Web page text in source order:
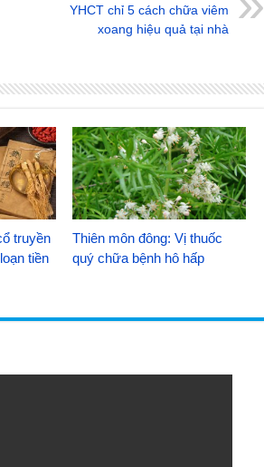
YHCT chỉ 5 cách chữa viêm
xoang hiệu quả tại nhà
truyền
tiền
Thiên môn đông: Vị thuốc
quý chữa bệnh hô hấp